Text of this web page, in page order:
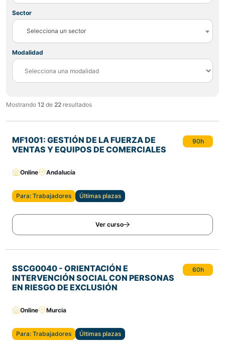
Sector
Selecciona un sector
Modalidad
Mostrando 12 de 22 resultados
MF1001: GESTIÓN DE LA FUERZA DE
VENTAS Y EQUIPOS DE COMERCIALES
90h
Online Andalucía
Para: Trabajadores Últimas plazas
Ver curso
SSCG0040 - ORIENTACIÓN E
INTERVENCIÓN SOCIAL CON PERSONAS
EN RIESGO DE EXCLUSIÓN
60h
Online Murcia
Para: Trabajadores Últimas plazas